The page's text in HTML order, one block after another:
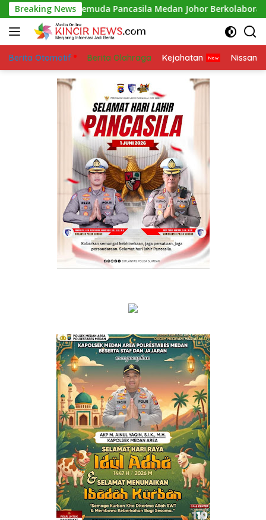
Skip
to
content
Breaking News
PAC Pemuda Pancasila Medan Johor Berkolaborasi dengan
Berita Otomotif Berita Olahraga Kejahatan Nissan